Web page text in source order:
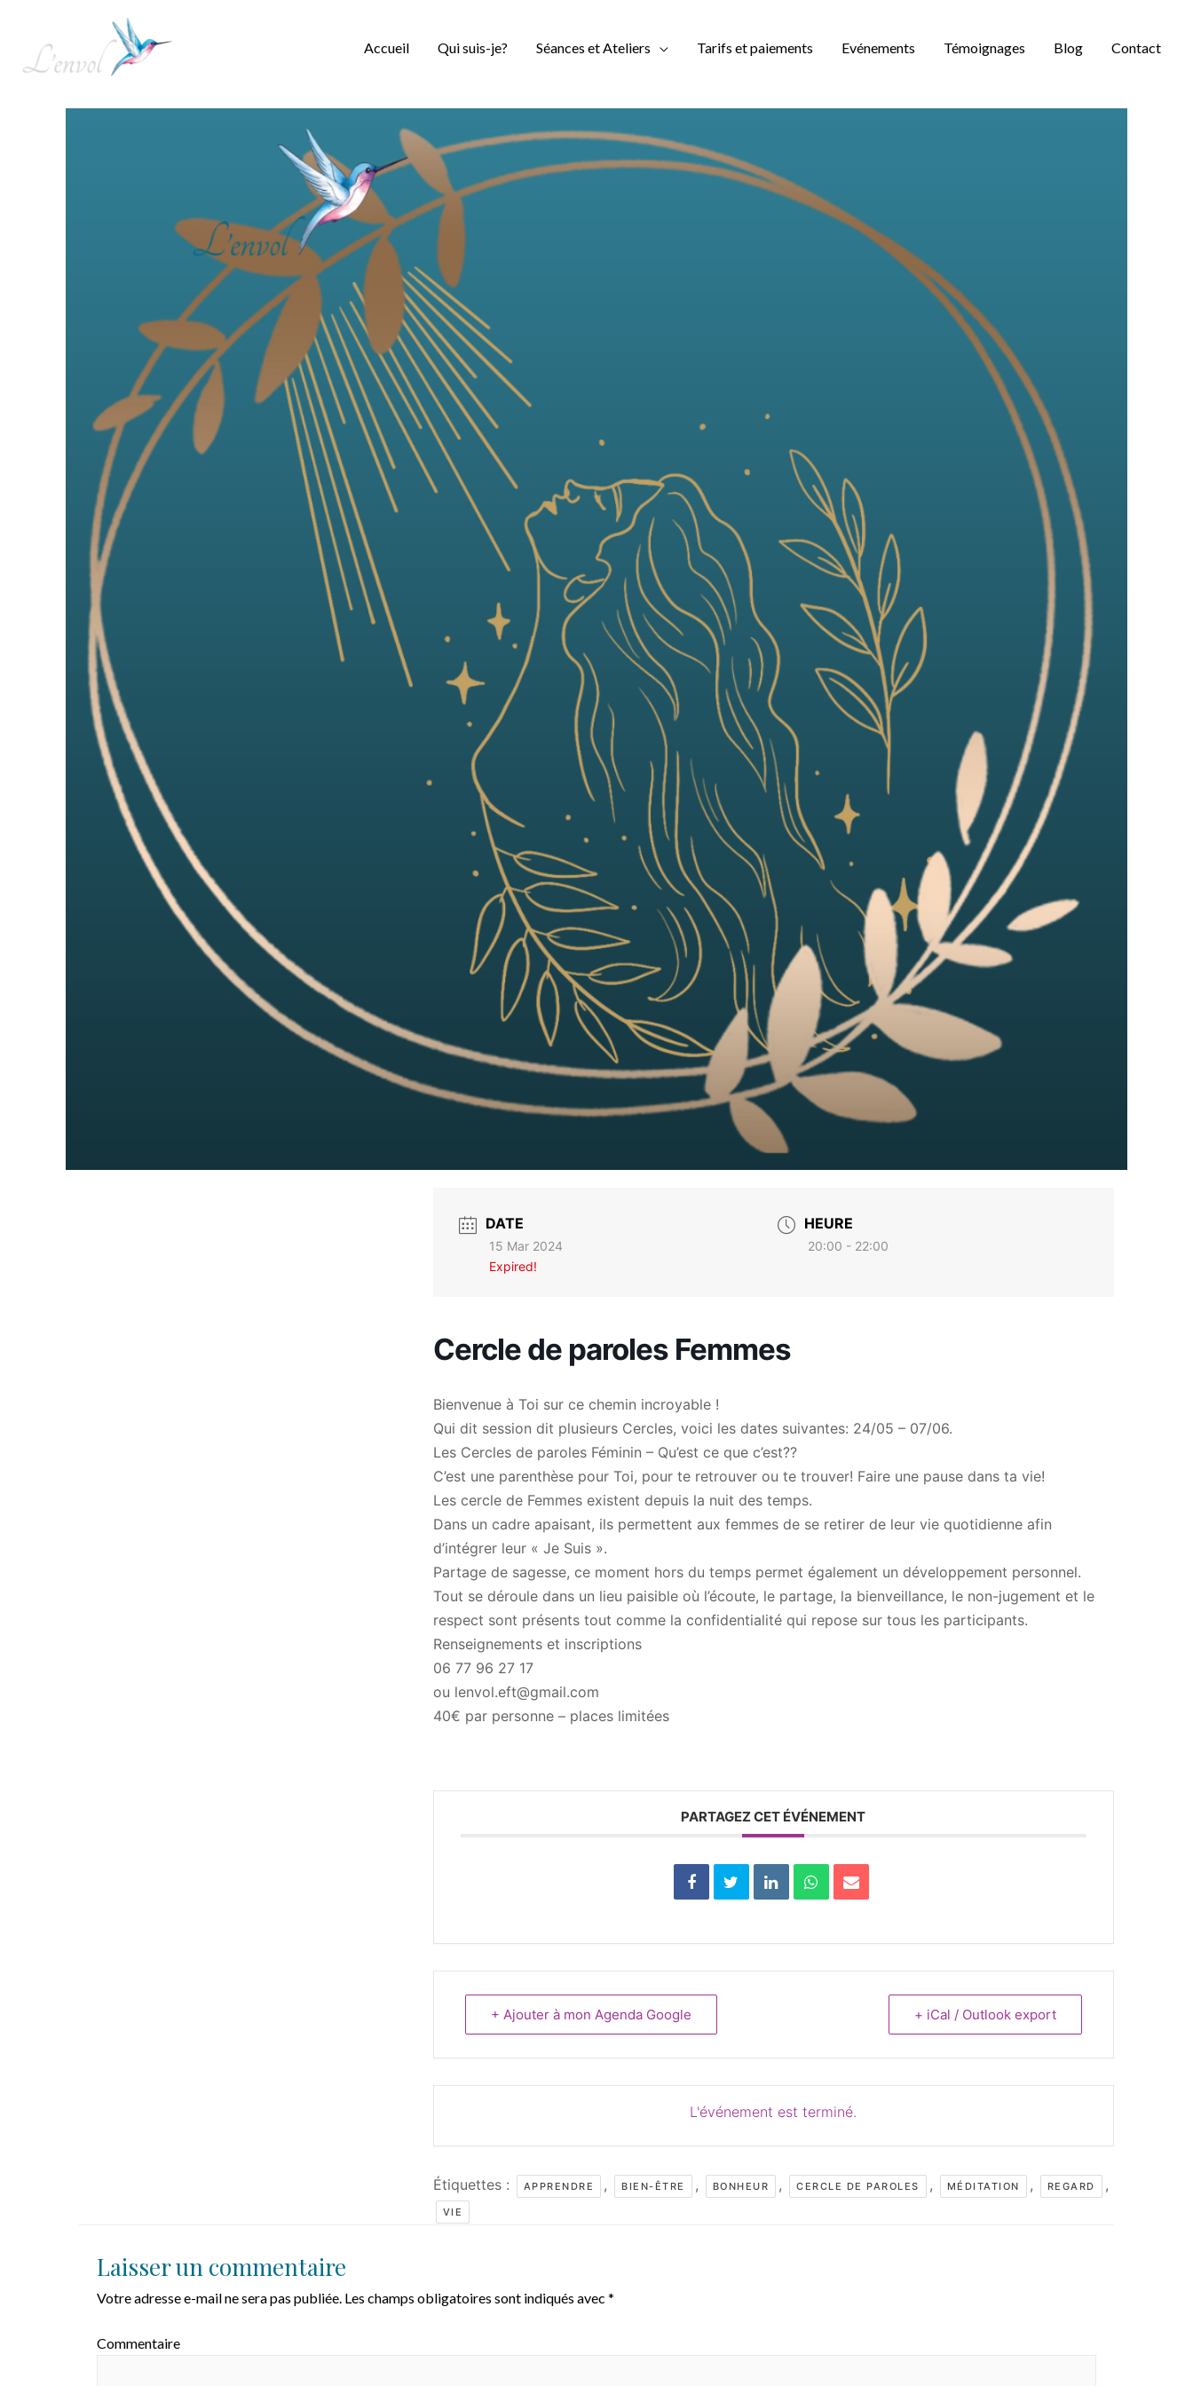
Accueil Qui suis-je? Séances et Ateliers Tarifs et paiements Evénements Témoignages Blog Contact
DATE
15 Mar 2024
Expired!
HEURE
20:00 - 22:00
Cercle de paroles Femmes
Bienvenue à Toi sur ce chemin incroyable !
Qui dit session dit plusieurs Cercles, voici les dates suivantes: 24/05 – 07/06.
Les Cercles de paroles Féminin – Qu’est ce que c’est??
C’est une parenthèse pour Toi, pour te retrouver ou te trouver! Faire une pause dans ta vie!
Les cercle de Femmes existent depuis la nuit des temps.
Dans un cadre apaisant, ils permettent aux femmes de se retirer de leur vie quotidienne afin
d’intégrer leur « Je Suis ».
Partage de sagesse, ce moment hors du temps permet également un développement personnel.
Tout se déroule dans un lieu paisible où l’écoute, le partage, la bienveillance, le non-jugement et le
respect sont présents tout comme la confidentialité qui repose sur tous les participants.
Renseignements et inscriptions
06 77 96 27 17
ou lenvol.eft@gmail.com
40€ par personne – places limitées
PARTAGEZ CET ÉVÉNEMENT
+ Ajouter à mon Agenda Google + iCal / Outlook export
L'événement est terminé.
Étiquettes : APPRENDRE , BIEN-ÊTRE , BONHEUR , CERCLE DE PAROLES , MÉDITATION , REGARD ,
VIE
Laisser un commentaire
Votre adresse e-mail ne sera pas publiée. Les champs obligatoires sont indiqués avec *
Commentaire